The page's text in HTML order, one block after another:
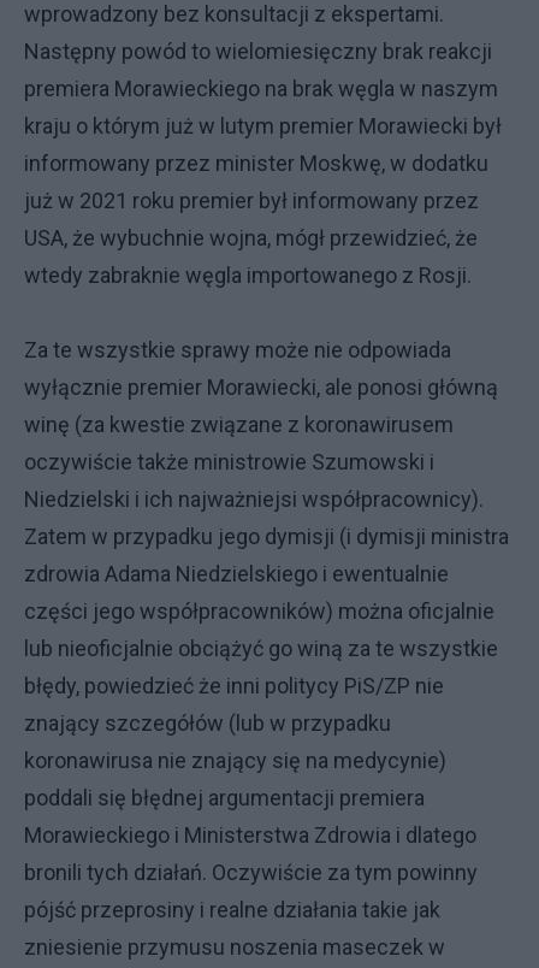
wprowadzony bez konsultacji z ekspertami.
Następny powód to wielomiesięczny brak reakcji
premiera Morawieckiego na brak węgla w naszym
kraju o którym już w lutym premier Morawiecki był
informowany przez minister Moskwę, w dodatku
już w 2021 roku premier był informowany przez
USA, że wybuchnie wojna, mógł przewidzieć, że
wtedy zabraknie węgla importowanego z Rosji.
Za te wszystkie sprawy może nie odpowiada
wyłącznie premier Morawiecki, ale ponosi główną
winę (za kwestie związane z koronawirusem
oczywiście także ministrowie Szumowski i
Niedzielski i ich najważniejsi współpracownicy).
Zatem w przypadku jego dymisji (i dymisji ministra
zdrowia Adama Niedzielskiego i ewentualnie
części jego współpracowników) można oficjalnie
lub nieoficjalnie obciążyć go winą za te wszystkie
błędy, powiedzieć że inni politycy PiS/ZP nie
znający szczegółów (lub w przypadku
koronawirusa nie znający się na medycynie)
poddali się błędnej argumentacji premiera
Morawieckiego i Ministerstwa Zdrowia i dlatego
bronili tych działań. Oczywiście za tym powinny
pójść przeprosiny i realne działania takie jak
zniesienie przymusu noszenia maseczek w